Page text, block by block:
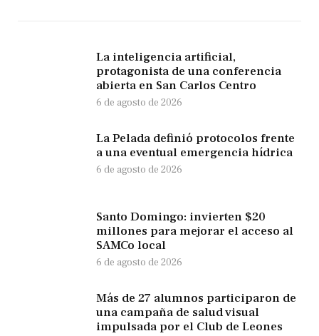
La inteligencia artificial,
protagonista de una conferencia
abierta en San Carlos Centro
6 de agosto de 2026
La Pelada definió protocolos frente
a una eventual emergencia hídrica
6 de agosto de 2026
Santo Domingo: invierten $20
millones para mejorar el acceso al
SAMCo local
6 de agosto de 2026
Más de 27 alumnos participaron de
una campaña de salud visual
impulsada por el Club de Leones